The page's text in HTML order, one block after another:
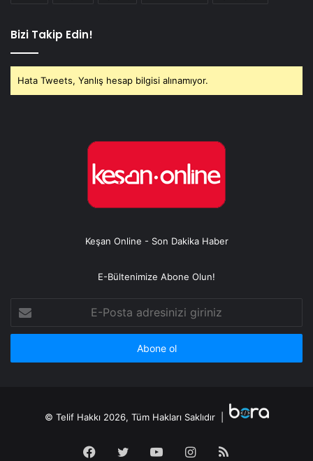
Bizi Takip Edin!
Hata Tweets, Yanlış hesap bilgisi alınamıyor.
Keşan Online - Son Dakika Haber
E-Bültenimize Abone Olun!
Posta
adresinizi
© Telif Hakkı 2026, Tüm Hakları Saklıdır |
Facebook
TwitterYouTubeInstagram
RSS